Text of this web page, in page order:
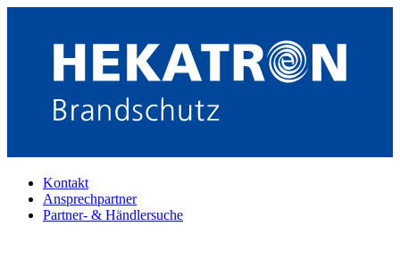
Kontakt
Ansprechpartner
Partner- & Händlersuche